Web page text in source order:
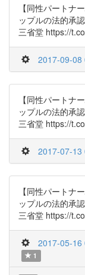
【同性パートナ
ップルの法的承
三省堂 https://
2017-09-08
【同性パートナ
ップルの法的承
三省堂 https://
2017-07-13
【同性パートナ
ップルの法的承
三省堂 https://
2017-05-16
1